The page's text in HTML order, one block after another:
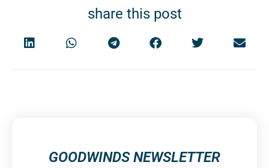
share this post
GOODWINDS NEWSLETTER